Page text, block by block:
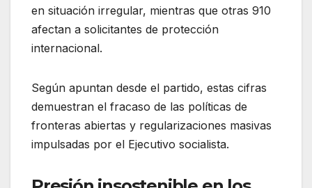
en situación irregular, mientras que otras 910
afectan a solicitantes de protección
internacional.
Según apuntan desde el partido, estas cifras
demuestran el fracaso de las políticas de
fronteras abiertas y regularizaciones masivas
impulsadas por el Ejecutivo socialista.